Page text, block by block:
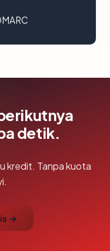
detik.
kredit. Tanpa kuota
→